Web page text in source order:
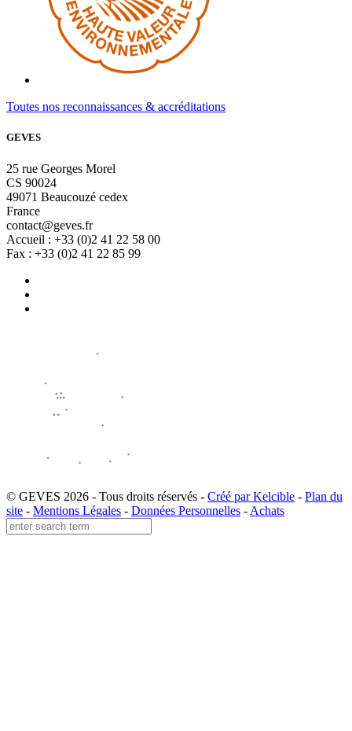
Toutes nos reconnaissances & accréditations
GEVES
25 rue Georges Morel
CS 90024
49071 Beaucouzé cedex
France
contact@geves.fr
Accueil : +33 (0)2 41 22 58 00
Fax : +33 (0)2 41 22 85 99
© GEVES 2026 - Tous droits réservés - Créé par Kelcible - Plan du
site - Mentions Légales - Données Personnelles - Achats